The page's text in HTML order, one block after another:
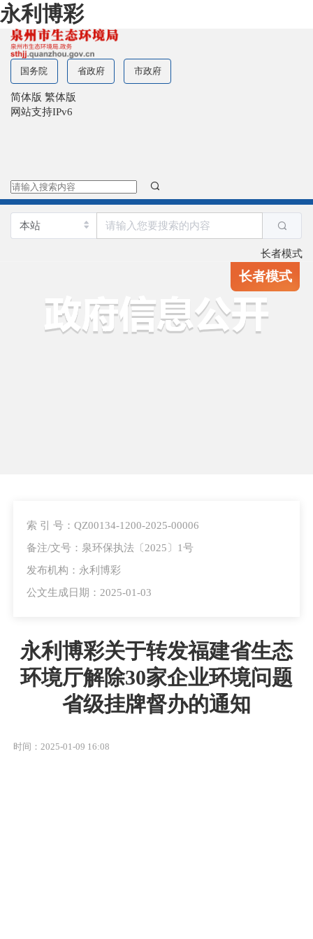
永利博彩
国务院 省政府 市政府
简体版 繁体版
网站支持IPv6
长者模式
长者模式
索 引 号：QZ00134-1200-2025-00006
备注/文号：泉环保执法〔2025〕1号
发布机构：永利博彩
公文生成日期：2025-01-03
永利博彩关于转发福建省生态
环境厅解除30家企业环境问题
省级挂牌督办的通知
时间：2025-01-09 16:08